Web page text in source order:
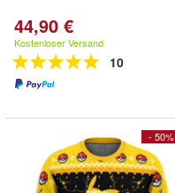
44,90 €
Kostenloser Versand
10
- 50%